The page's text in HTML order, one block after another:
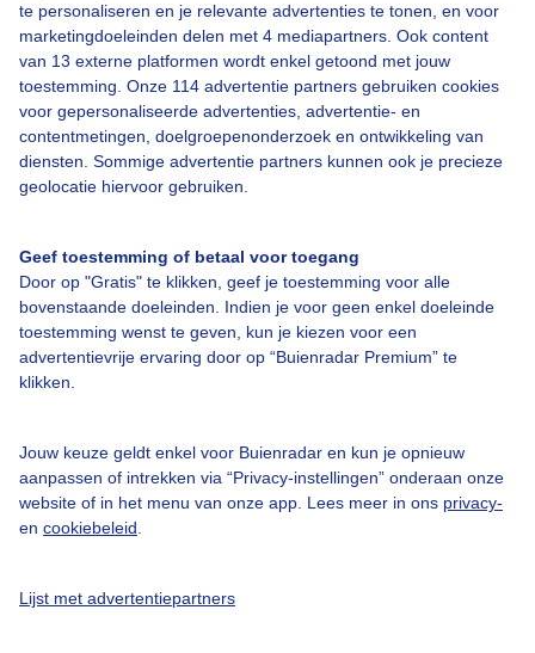
te personaliseren en je relevante advertenties te tonen, en voor
marketingdoeleinden delen met 4 mediapartners. Ook content
van 13 externe platformen wordt enkel getoond met jouw
toestemming. Onze 114 advertentie partners gebruiken cookies
voor gepersonaliseerde advertenties, advertentie- en
contentmetingen, doelgroepenonderzoek en ontwikkeling van
diensten. Sommige advertentie partners kunnen ook je precieze
geolocatie hiervoor gebruiken.
Geef toestemming of betaal voor toegang
Door op "Gratis" te klikken, geef je toestemming voor alle
bovenstaande doeleinden. Indien je voor geen enkel doeleinde
toestemming wenst te geven, kun je kiezen voor een
advertentievrije ervaring door op “Buienradar Premium” te
klikken.
Jouw keuze geldt enkel voor Buienradar en kun je opnieuw
aanpassen of intrekken via “Privacy-instellingen” onderaan onze
website of in het menu van onze app. Lees meer in ons privacy-
en cookiebeleid
Lijst met advertentiepartners
Een moment geduld aub...
Bedrijfsgegevens
Veelgestelde vragen
Contact
Gebruikersvoorwaarden
Adverteren